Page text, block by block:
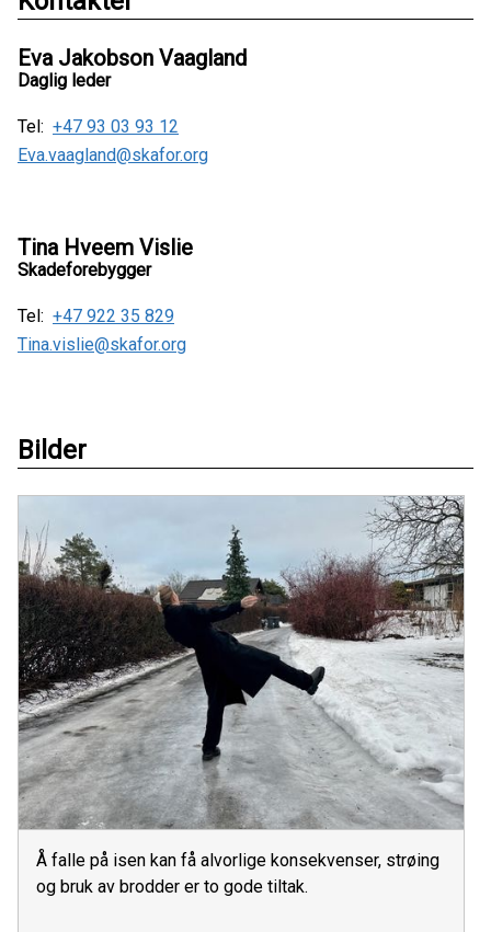
Eva Jakobson Vaagland
Daglig leder
Tel: +47 93 03 93 12
Eva.vaagland@skafor.org
Tina Hveem Vislie
Skadeforebygger
Tel: +47 922 35 829
Tina.vislie@skafor.org
Bilder
Å falle på isen kan få alvorlige konsekvenser, strøing
og bruk av brodder er to gode tiltak.